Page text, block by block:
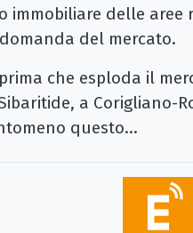
immobiliare delle aree
del mercato.
che esploda il
a Corigliano-
questo...